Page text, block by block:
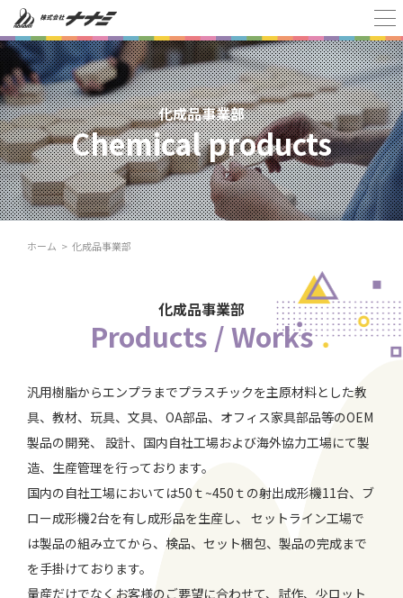
化成品事業部
Chemical products
ホーム 化成品事業部
化成品事業部
Products / Works
汎用樹脂からエンプラまでプラスチックを主原材料とした教
具、教材、玩具、文具、OA部品、オフィス家具部品等のOEM
製品の開発、 設計、国内自社工場および海外協力工場にて製
造、生産管理を行っております。
国内の自社工場においては50ｔ~450ｔの射出成形機11台、ブ
ロー成形機2台を有し成形品を生産し、 セットライン工場で
は製品の組み立てから、検品、セット梱包、製品の完成まで
を手掛けております。
量産だけでなくお客様のご要望に合わせて、試作、少ロット